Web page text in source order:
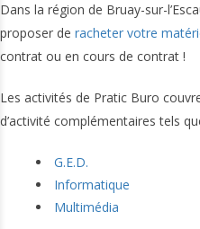
Dans la région de Bruay-sur-
proposer de racheter votre
contrat ou en cours de contrat !
Les activités de Pratic Buro
d’activité complémentaires tels
G.E.D.
Informatique
Multimédia